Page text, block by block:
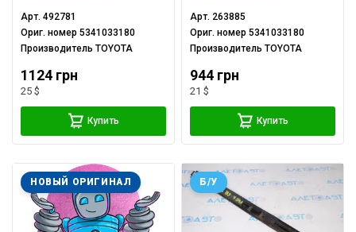
Арт.492781
Ориг. номер5341033180
ПроизводительTOYOTA
1124 грн
25 $
Купить
Арт. 263885
Ориг. номер5341033180
ПроизводительTOYOTA
944 грн
21 $
Купить
НОВЫЙ ОРИГИНАЛ Б/У